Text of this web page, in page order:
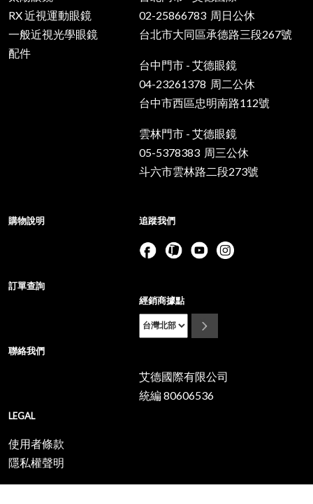
RX 近視運動眼鏡
一般近視光學眼鏡
配件
02-25866783 周日公休
台北市大同區承德路三段267號
台中門市 - 艾德眼鏡
04-23261378 周二公休
台中市西區忠明南路112號
雲林門市 - 艾德眼鏡
05-5378383 周三公休
斗六市雲林路二段273號
購物說明
訂單查詢
聯絡我們
LEGAL
使用者條款
隱私權聲明
追蹤我們
經銷商據點
艾德國際有限公司
統編 80606536